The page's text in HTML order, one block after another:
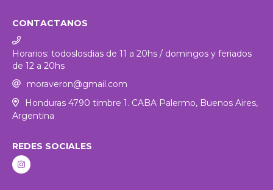
CONTACTANOS
Horarios: todoslosdias de 11 a 20hs / domingos y feriados
de 12 a 20hs
moraveron@gmail.com
Honduras 4790 timbre 1. CABA Palermo, Buenos Aires,
Argentina
REDES SOCIALES